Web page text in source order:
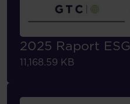
2025 Raport ESG
11,168.59 KB